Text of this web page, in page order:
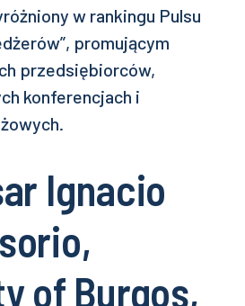
w rankingu Pulsu
promującym
przedsiębiorców,
konferencjach i
Ignacio
of Burgos,